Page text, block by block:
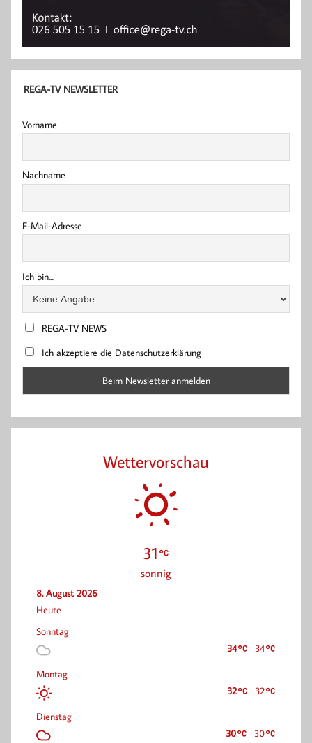
REGA-TV NEWSLETTER
Vorname
Nachname
E-Mail-Adresse
Ich bin....
REGA-TV NEWS
Ich akzeptiere die Datenschutzerklärung
Wettervorschau
31
sonnig
8. August 2026
Heute
Sonntag
34
34
Montag
32
32
Dienstag
30
30